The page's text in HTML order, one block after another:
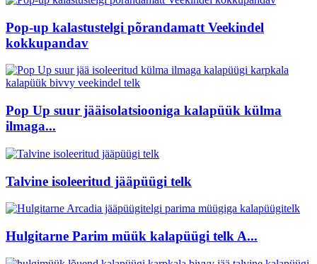
Pop-up kalastustelgi põrandamatt Veekindel
kokkupandav
Pop Up suur jääisolatsiooniga kalapüük külma
ilmaga...
Talvine isoleeritud jääpüügi telk
Hulgitarne Parim müük kalapüügi telk A...